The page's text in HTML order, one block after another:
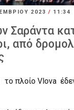
2023 / 11:34
Σαράντα
από
πλοίο Vlova